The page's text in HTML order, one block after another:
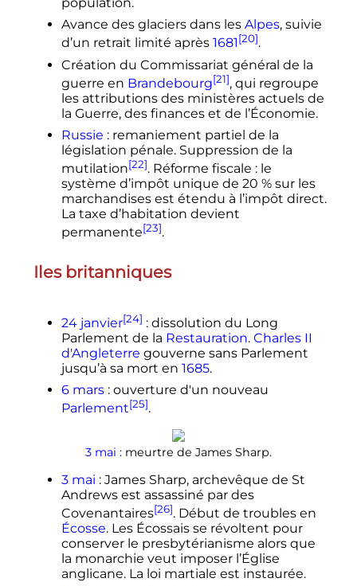
Avance des glaciers dans les Alpes, suivie
d’un retrait limité après 1681[20].
Création du Commissariat général de la
guerre en Brandebourg[21], qui regroupe
les attributions des ministères actuels de
la Guerre, des finances et de l’Économie.
Russie : remaniement partiel de la
législation pénale. Suppression de la
mutilation[22]. Réforme fiscale : le
système d’impôt unique de 20 % sur les
marchandises est étendu à l’impôt direct.
La taxe d’habitation devient
permanente[23].
Iles britanniques
24 janvier[24] : dissolution du Long
Parlement de la Restauration. Charles II
d'Angleterre gouverne sans Parlement
jusqu’à sa mort en 1685.
6 mars : ouverture d'un nouveau
Parlement[25].
3 mai : meurtre de James Sharp.
3 mai : James Sharp, archevêque de St
Andrews est assassiné par des
Covenantaires[26]. Début de troubles en
Écosse. Les Écossais se révoltent pour
conserver le presbytérianisme alors que
la monarchie veut imposer l’Église
anglicane. La loi martiale est instaurée.